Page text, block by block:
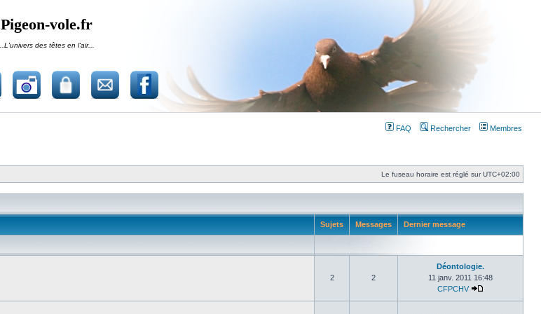
Pigeon-vole.fr
...L'univers des têtes en l'air...
FAQ Rechercher Membres
Le fuseau horaire est réglé surUTC+02:00
Sujets Messages Dernier message
2 2
Déontologie.
11 janv. 2011 16:48
CFPCHV